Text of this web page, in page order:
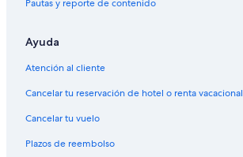
Pautas y reporte de contenido
Ayuda
Atención al cliente
Cancelar tu reservación de hotel o renta vacacional
Cancelar tu vuelo
Plazos de reembolso